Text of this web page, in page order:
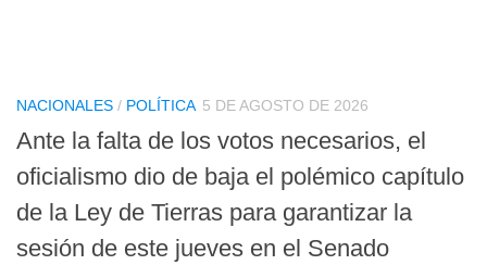
NACIONALES / POLÍTICA 5 DE AGOSTO DE 2026
Ante la falta de los votos necesarios, el
oficialismo dio de baja el polémico capítulo
de la Ley de Tierras para garantizar la
sesión de este jueves en el Senado